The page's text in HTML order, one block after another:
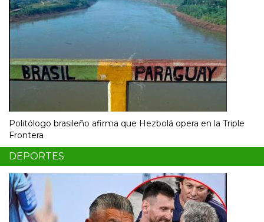
Politólogo brasileño afirma que Hezbolá opera en la Triple
Frontera
DEPORTES